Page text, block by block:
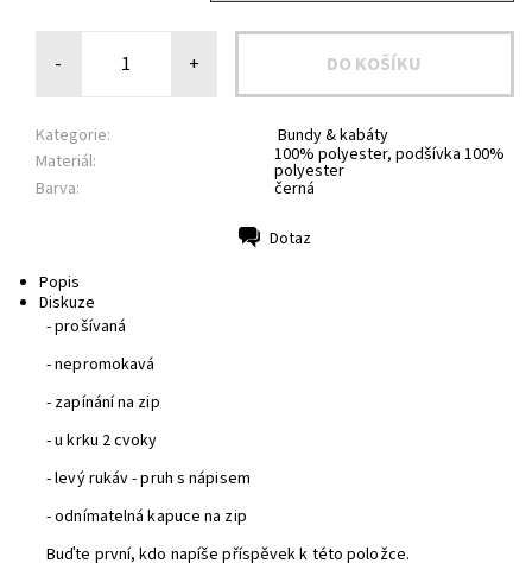
- +
Kategorie:
Bundy & kabáty
Materiál:
100% polyester, podšívka 100%
polyester
Barva: černá
Dotaz
Popis
Diskuze
- prošívaná
- nepromokavá
- zapínání na zip
- u krku 2 cvoky
- levý rukáv - pruh s nápisem
- odnímatelná kapuce na zip
Buďte první, kdo napíše příspěvek k této položce.